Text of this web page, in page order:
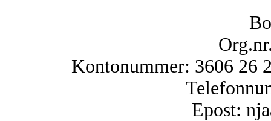
Kontonummer: 3606 26
Epost: